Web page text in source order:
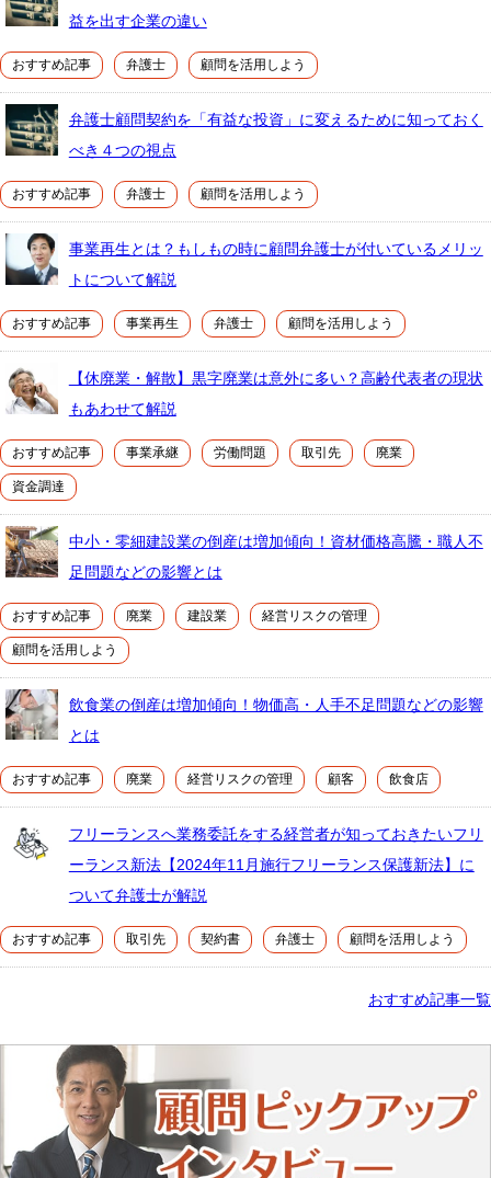
益を出す企業の違い
おすすめ記事 弁護士 顧問を活用しよう
弁護士顧問契約を「有益な投資」に変えるために知っておく
べき４つの視点
おすすめ記事 弁護士 顧問を活用しよう
事業再生とは？もしもの時に顧問弁護士が付いているメリッ
トについて解説
おすすめ記事 事業再生 弁護士 顧問を活用しよう
【休廃業・解散】黒字廃業は意外に多い？高齢代表者の現状
もあわせて解説
おすすめ記事 事業承継 労働問題 取引先 廃業
資金調達
中小・零細建設業の倒産は増加傾向！資材価格高騰・職人不
足問題などの影響とは
おすすめ記事 廃業 建設業 経営リスクの管理
顧問を活用しよう
飲食業の倒産は増加傾向！物価高・人手不足問題などの影響
とは
おすすめ記事 廃業 経営リスクの管理 顧客 飲食店
フリーランスへ業務委託をする経営者が知っておきたいフリ
ーランス新法【2024年11月施行フリーランス保護新法】に
ついて弁護士が解説
おすすめ記事 取引先 契約書 弁護士 顧問を活用しよう
おすすめ記事一覧